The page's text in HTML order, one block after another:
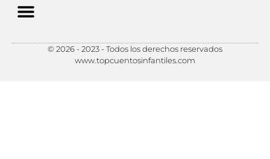
© 2026 - 2023 - Todos los derechos reservados
www.topcuentosinfantiles.com